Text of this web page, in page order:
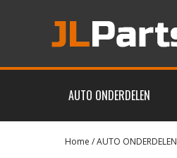
AUTO ONDERDELEN
Home /AUTO ONDERDELEN